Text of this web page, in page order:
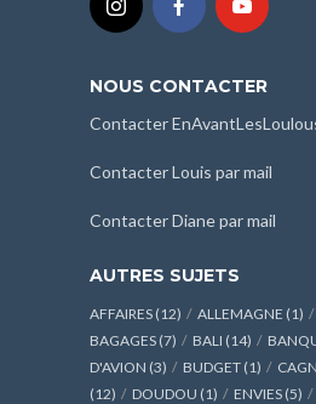
NOUS CONTACTER
Contacter
Contacter Louis par mail
Contacter Diane par mail
AUTRES SUJETS
AFFAIRES (12) ALLEMAGNE (1)
BAGAGES (7) BALI (14)
D'AVION (3) BUDGET (1)
(12)
DOUDOU (1) ENVIES (5)